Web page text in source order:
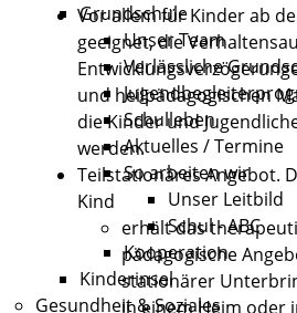
Grundschule
Unser Team
Verlässliche
Schulleben
Aktuelles / Termine
So arbeiten wir
Unser Leitbild
Schul - ABC
Kooperation
Kinderinsel
Gesundheit & Soziales
Vor allem für Kinder ab
geeignet, die
und heilpädagogischen
die Kinder und
werden.
Teilstationäres Angebot.
Kind
erhält das
pädagogische
stationärer
in einem Heim oder